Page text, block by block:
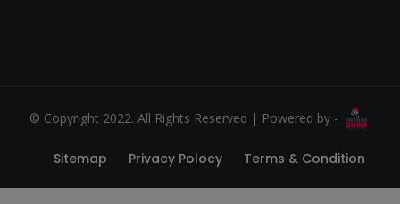
© Copyright 2022. All Rights Reserved | Powered by -
Sitemap Privacy Polocy Terms & Condition